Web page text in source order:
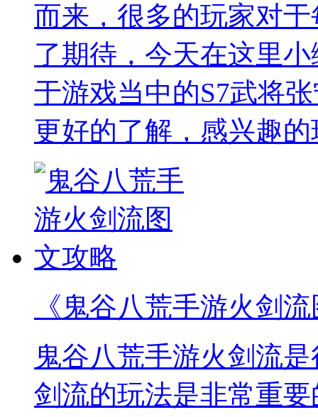
而来，很多的玩家对
了期待，今天在这里
于游戏当中的S7武将
更好的了解，感兴趣
《鬼谷八荒手游火剑
鬼谷八荒手游火剑流
剑流的玩法是非常重